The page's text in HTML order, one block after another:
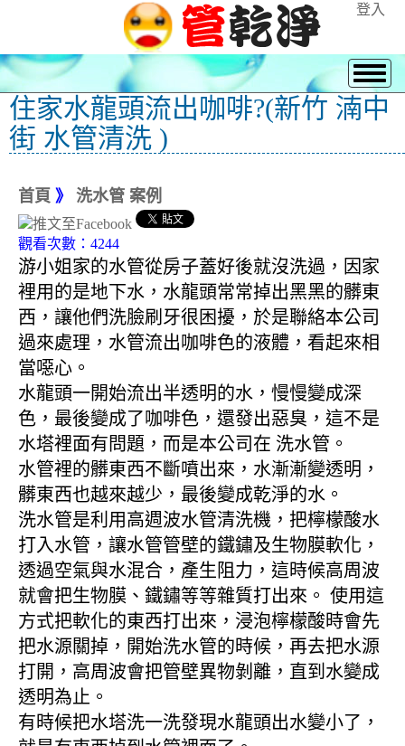
登入
住家水龍頭流出咖啡?(新竹 湳中
街 水管清洗 )
首頁 》 洗水管 案例
觀看次數：4244
游小姐家的水管從房子蓋好後就沒洗過，因家
裡用的是地下水，水龍頭常常掉出黑黑的髒東
西，讓他們洗臉刷牙很困擾，於是聯絡本公司
過來處理，水管流出咖啡色的液體，看起來相
當噁心。
水龍頭一開始流出半透明的水，慢慢變成深
色，最後變成了咖啡色，還發出惡臭，這不是
水塔裡面有問題，而是本公司在 洗水管。
水管裡的髒東西不斷噴出來，水漸漸變透明，
髒東西也越來越少，最後變成乾淨的水。
洗水管是利用高週波水管清洗機，把檸檬酸水
打入水管，讓水管管壁的鐵鏽及生物膜軟化，
透過空氣與水混合，產生阻力，這時候高周波
就會把生物膜、鐵鏽等等雜質打出來。 使用這
方式把軟化的東西打出來，浸泡檸檬酸時會先
把水源關掉，開始洗水管的時候，再去把水源
打開，高周波會把管壁異物剝離，直到水變成
透明為止。
有時候把水塔洗一洗發現水龍頭出水變小了，